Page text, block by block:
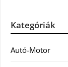
Kategóriák
Autó-Motor